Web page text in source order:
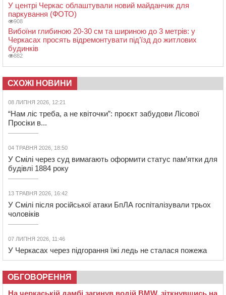
У центрі Черкас облаштували новий майданчик для
паркування (ФОТО)
908
Вибоїни глибиною 20-30 см та шириною до 3 метрів: у
Черкасах просять відремонтувати під’їзд до житлових
будинків
882
СХОЖІ НОВИНИ
08 ЛИПНЯ 2026, 12:21
“Нам ліс треба, а не квіточки”: проєкт забудови Лісової
Просіки в...
04 ТРАВНЯ 2026, 18:50
У Смілі через суд вимагають оформити статус пам’ятки для
будівлі 1884 року
13 ТРАВНЯ 2026, 16:42
У Смілі після російської атаки БпЛА госпіталізували трьох
чоловіків
07 ЛИПНЯ 2026, 11:46
У Черкасах через підгорання їжі ледь не сталася пожежа
ОБГОВОРЕННЯ
На черкаській дамбі загинув водій BMW, зіткнувшись на